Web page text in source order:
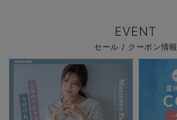
EVENT
セール / クーポン情報